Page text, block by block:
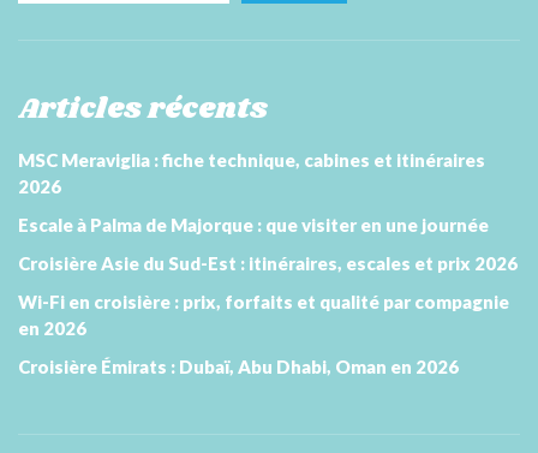
Articles récents
MSC Meraviglia : fiche technique, cabines et itinéraires
2026
Escale à Palma de Majorque : que visiter en une journée
Croisière Asie du Sud-Est : itinéraires, escales et prix 2026
Wi-Fi en croisière : prix, forfaits et qualité par compagnie
en 2026
Croisière Émirats : Dubaï, Abu Dhabi, Oman en 2026